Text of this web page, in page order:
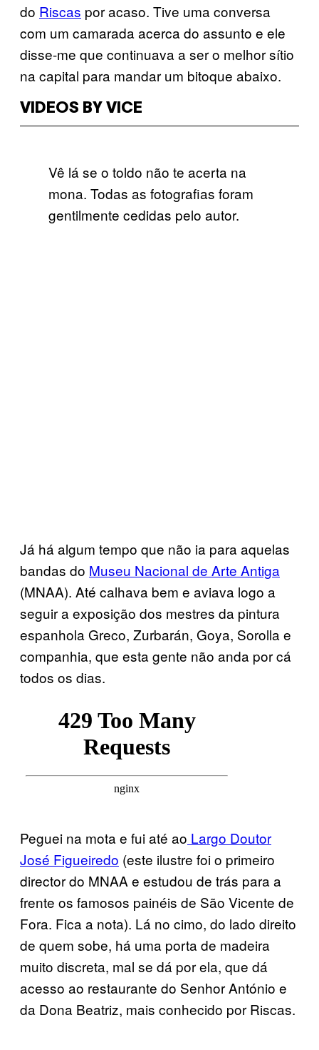
do Riscas por acaso. Tive uma conversa
com um camarada acerca do assunto e ele
disse-me que continuava a ser o melhor sítio
na capital para mandar um bitoque abaixo.
VIDEOS BY VICE
Vê lá se o toldo não te acerta na
mona. Todas as fotografias foram
gentilmente cedidas pelo autor.
Já há algum tempo que não ia para aquelas
bandas do Museu Nacional de Arte Antiga
(MNAA). Até calhava bem e aviava logo a
seguir a exposição dos mestres da pintura
espanhola Greco, Zurbarán, Goya, Sorolla e
companhia, que esta gente não anda por cá
todos os dias.
Peguei na mota e fui até ao Largo Doutor
José Figueiredo (este ilustre foi o primeiro
director do MNAA e estudou de trás para a
frente os famosos painéis de São Vicente de
Fora. Fica a nota). Lá no cimo, do lado direito
de quem sobe, há uma porta de madeira
muito discreta, mal se dá por ela, que dá
acesso ao restaurante do Senhor António e
da Dona Beatriz, mais conhecido por Riscas.